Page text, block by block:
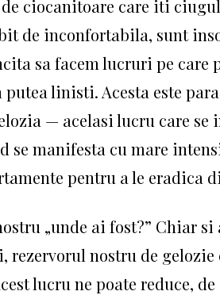
ciocanitoare care iti
de inconfortabila, sunt
sa facem lucruri pe care
linisti. Acesta este
— acelasi lucru care se
manifesta cu mare
pentru a le eradica
„unde ai fost?” Chiar
nostru de gelozie
lucru ne poate reduce,